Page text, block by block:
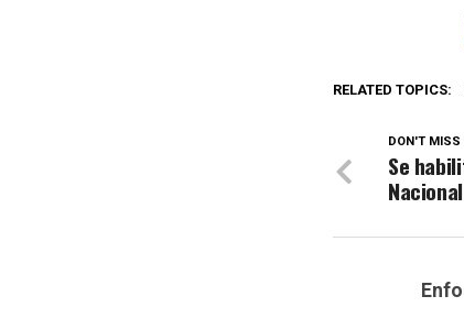
RELATED TOPICS:
DON'T MISS
Se